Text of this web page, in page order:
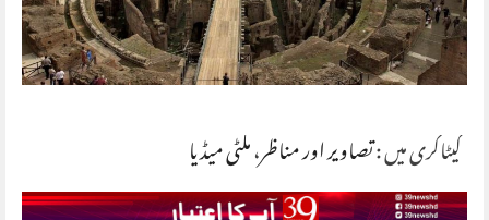
کیٹاگری میں :تصاویر اور مناظر،ملٹی میڈیا